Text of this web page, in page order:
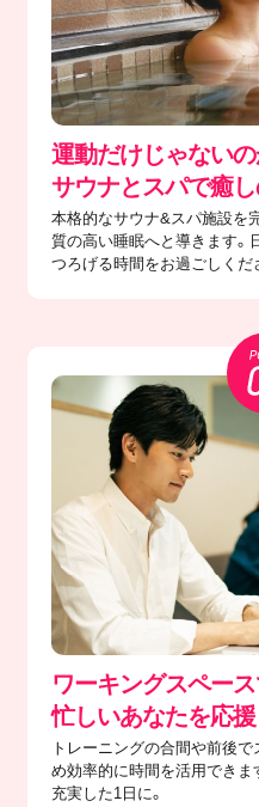
運動だけじゃないの
サウナとスパで癒し
本格的なサウナ&スパ施設を
質の高い睡眠へと導きます。
つろげる時間をお過ごしくだ
ワーキングスペース
忙しいあなたを応援
トレーニングの合間や前後
め効率的に時間を活用できま
充実した1日に。